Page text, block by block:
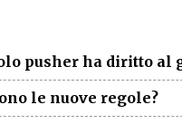
pusher ha diritto al
le nuove regole?